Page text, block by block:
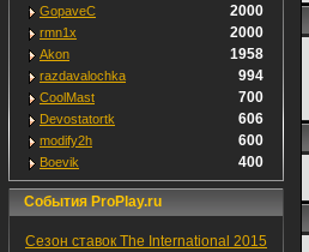
GopaveC 2000
rmn1x 2000
Akon 1958
razdavalochka 994
CoolMast 700
Devostatortk 606
modify2h 600
Boevik 400
События ProPlay.ru
Сезон ставок The International 2015